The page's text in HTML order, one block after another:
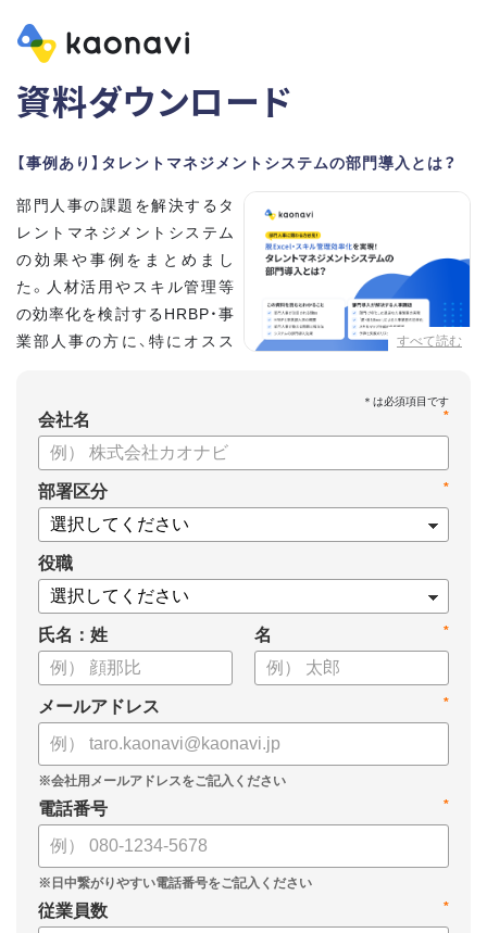
資料ダウンロード
【事例あり】タレントマネジメントシステムの部門導入とは？
すべて読む
部門人事の課題を解決するタ
レントマネジメントシステム
の効果や事例をまとめまし
た。人材活用やスキル管理等
の効率化を検討するHRBP・事
業部人事の方に、特にオスス
【資料の内容】
・部門人事が抱える問題とその解決法
・タレントマネジメントシステムの部門導入するメリット
・スキル管理をはじめとする企業のシステム活用事例
*
会社名
*
部署区分
役職
氏名：姓 *
名
*
メールアドレス
*
電話番号
*
従業員数